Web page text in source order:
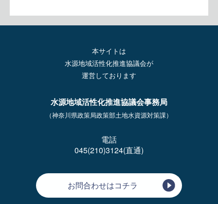
本サイトは
水源地域活性化推進協議会が
運営しております
水源地域活性化推進協議会事務局
（神奈川県政策局政策部土地水資源対策課）
電話
045(210)3124(直通)
お問合わせはコチラ